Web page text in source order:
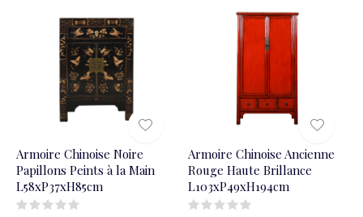
Armoire Chinoise Noire
Papillons Peints à la Main
L58xP37xH85cm
Armoire Chinoise Ancienne
Rouge Haute Brillance
L103xP49xH194cm